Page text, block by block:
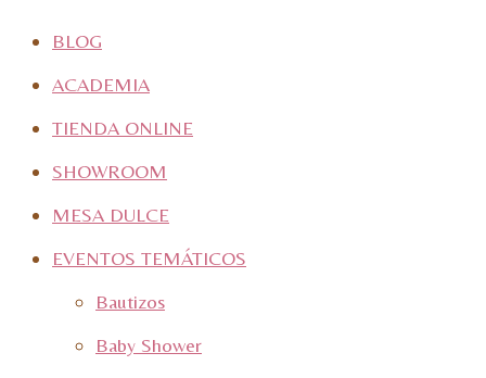
BLOG
ACADEMIA
TIENDA ONLINE
SHOWROOM
MESA DULCE
EVENTOS TEMÁTICOS
Bautizos
Baby Shower